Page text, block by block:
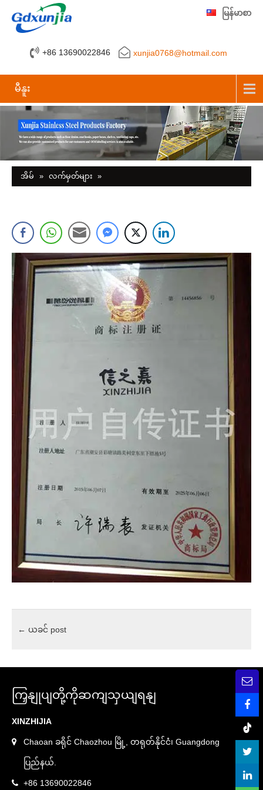
+86 13690022846 xunjia0768@hotmail.com
မြန်မာစာ
မီနူး
အိမ် » လက်မှတ်များ »
← ယခင် post
ကြှနျုပျတို့ကိုဆကျသှယျရနျ
XINZHIJIA
Chaoan ခရိုင် Chaozhou မြို့, တရုတ်နိုင်ငံ၊ Guangdong
ပြည်နယ်.
+86 13690022846